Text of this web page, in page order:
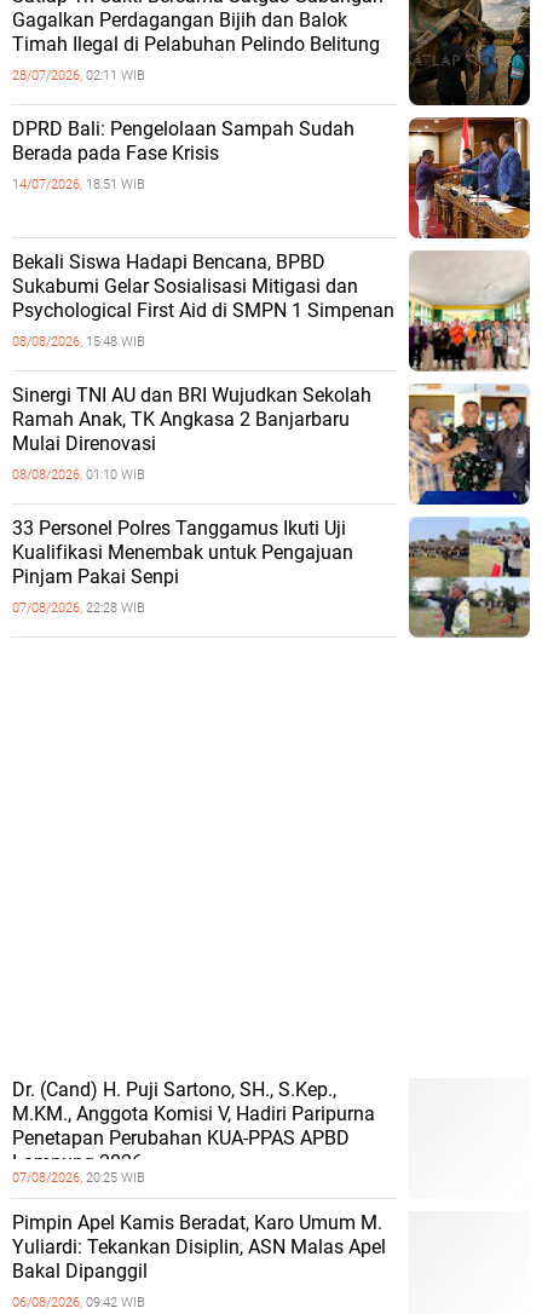
Gagalkan Perdagangan Bijih dan Balok
Timah Ilegal di Pelabuhan Pelindo Belitung
28/07/2026, 02:11 WIB
DPRD Bali: Pengelolaan Sampah Sudah
Berada pada Fase Krisis
14/07/2026, 18:51 WIB
Bekali Siswa Hadapi Bencana, BPBD
Sukabumi Gelar Sosialisasi Mitigasi dan
Psychological First Aid di SMPN 1 Simpenan
08/08/2026, 15:48 WIB
Sinergi TNI AU dan BRI Wujudkan Sekolah
Ramah Anak, TK Angkasa 2 Banjarbaru
Mulai Direnovasi
08/08/2026, 01:10 WIB
33 Personel Polres Tanggamus Ikuti Uji
Kualifikasi Menembak untuk Pengajuan
Pinjam Pakai Senpi
07/08/2026, 22:28 WIB
Dr. (Cand) H. Puji Sartono, SH., S.Kep.,
M.KM., Anggota Komisi V, Hadiri Paripurna
Penetapan Perubahan KUA-PPAS APBD
Lampung 2026
07/08/2026, 20:25 WIB
Pimpin Apel Kamis Beradat, Karo Umum M.
Yuliardi: Tekankan Disiplin, ASN Malas Apel
Bakal Dipanggil
06/08/2026, 09:42 WIB